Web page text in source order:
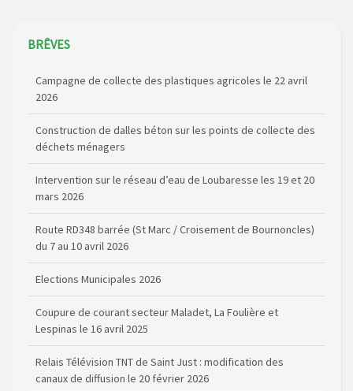
BRÊVES
Campagne de collecte des plastiques agricoles le 22 avril
2026
Construction de dalles béton sur les points de collecte des
déchets ménagers
Intervention sur le réseau d’eau de Loubaresse les 19 et 20
mars 2026
Route RD348 barrée (St Marc / Croisement de Bournoncles)
du 7 au 10 avril 2026
Elections Municipales 2026
Coupure de courant secteur Maladet, La Foulière et
Lespinas le 16 avril 2025
Relais Télévision TNT de Saint Just : modification des
canaux de diffusion le 20 février 2026